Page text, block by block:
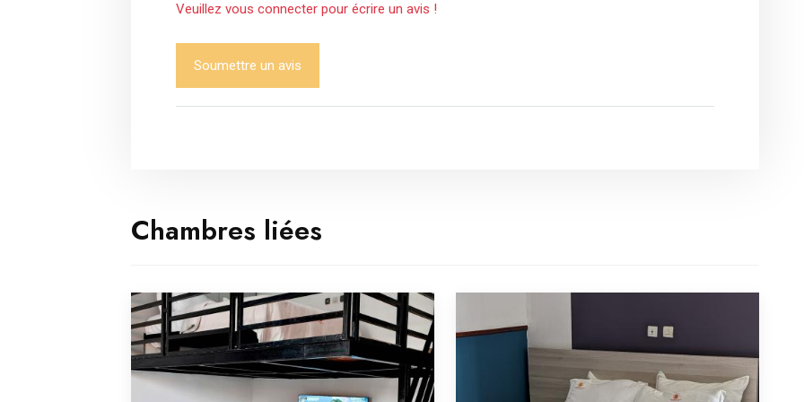
Veuillez vous connecter pour écrire un avis !
Soumettre un avis
Chambres liées